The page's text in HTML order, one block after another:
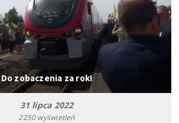
Do zobaczenia za rok!
31 lipca 2022
2250 wyświetleń